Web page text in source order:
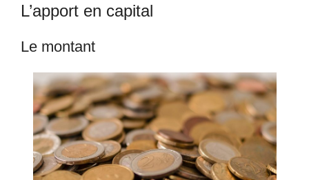
L’apport en capital
Le montant